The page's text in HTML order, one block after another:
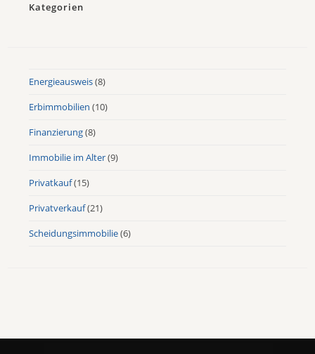
Kategorien
Energieausweis(8)
Erbimmobilien (10)
Finanzierung(8)
Immobilie im Alter(9)
Privatkauf(15)
Privatverkauf(21)
Scheidungsimmobilie(6)